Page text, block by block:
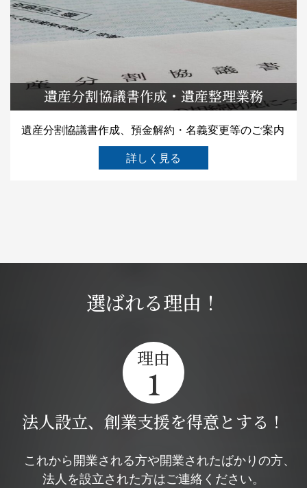
遺産分割協議書作成・遺産整理業務
遺産分割協議書作成、預金解約・名義変更等のご案内
詳しく見る
選ばれる理由！
理由
1
法人設立、創業支援を得意とする！
これから開業される方や開業されたばかりの方、
法人を設立された方はご連絡ください。